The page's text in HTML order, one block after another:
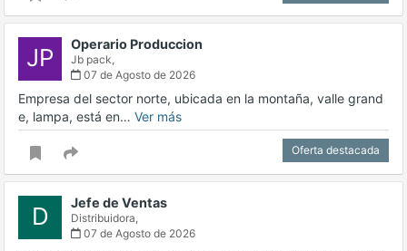
JP Operario Produccion
Jb pack,
07 de Agosto de 2026
Empresa del sector norte, ubicada en la montaña, valle grand
e, lampa, está en… Ver más
Oferta destacada
D Jefe de Ventas
Distribuidora,
07 de Agosto de 2026